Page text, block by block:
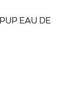
EAU DE